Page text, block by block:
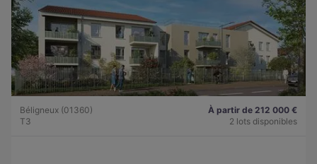
Béligneux (01360)
T3
À partir de 212 000 €
2 lots disponibles